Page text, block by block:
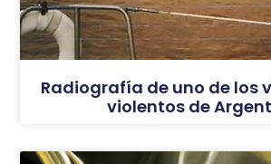
Radiografía de uno de los
violentos de